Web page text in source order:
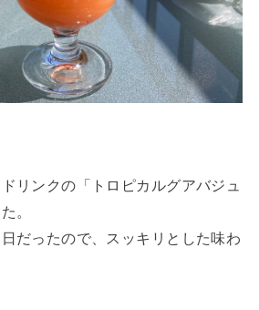
リンクの「トロピカルグアバジュ
。
だったので、スッキリとした味わ